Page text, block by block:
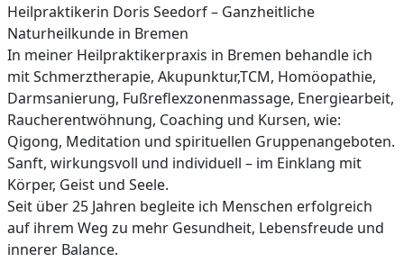
Heilpraktikerin Doris Seedorf – Ganzheitliche
Naturheilkunde in Bremen
In meiner Heilpraktikerpraxis in Bremen behandle ich
mit Schmerztherapie, Akupunktur,TCM, Homöopathie,
Darmsanierung, Fußreflexzonenmassage, Energiearbeit,
Raucherentwöhnung, Coaching und Kursen, wie:
Qigong, Meditation und spirituellen Gruppenangeboten.
Sanft, wirkungsvoll und individuell – im Einklang mit
Körper, Geist und Seele.
Seit über 25 Jahren begleite ich Menschen erfolgreich
auf ihrem Weg zu mehr Gesundheit, Lebensfreude und
innerer Balance.